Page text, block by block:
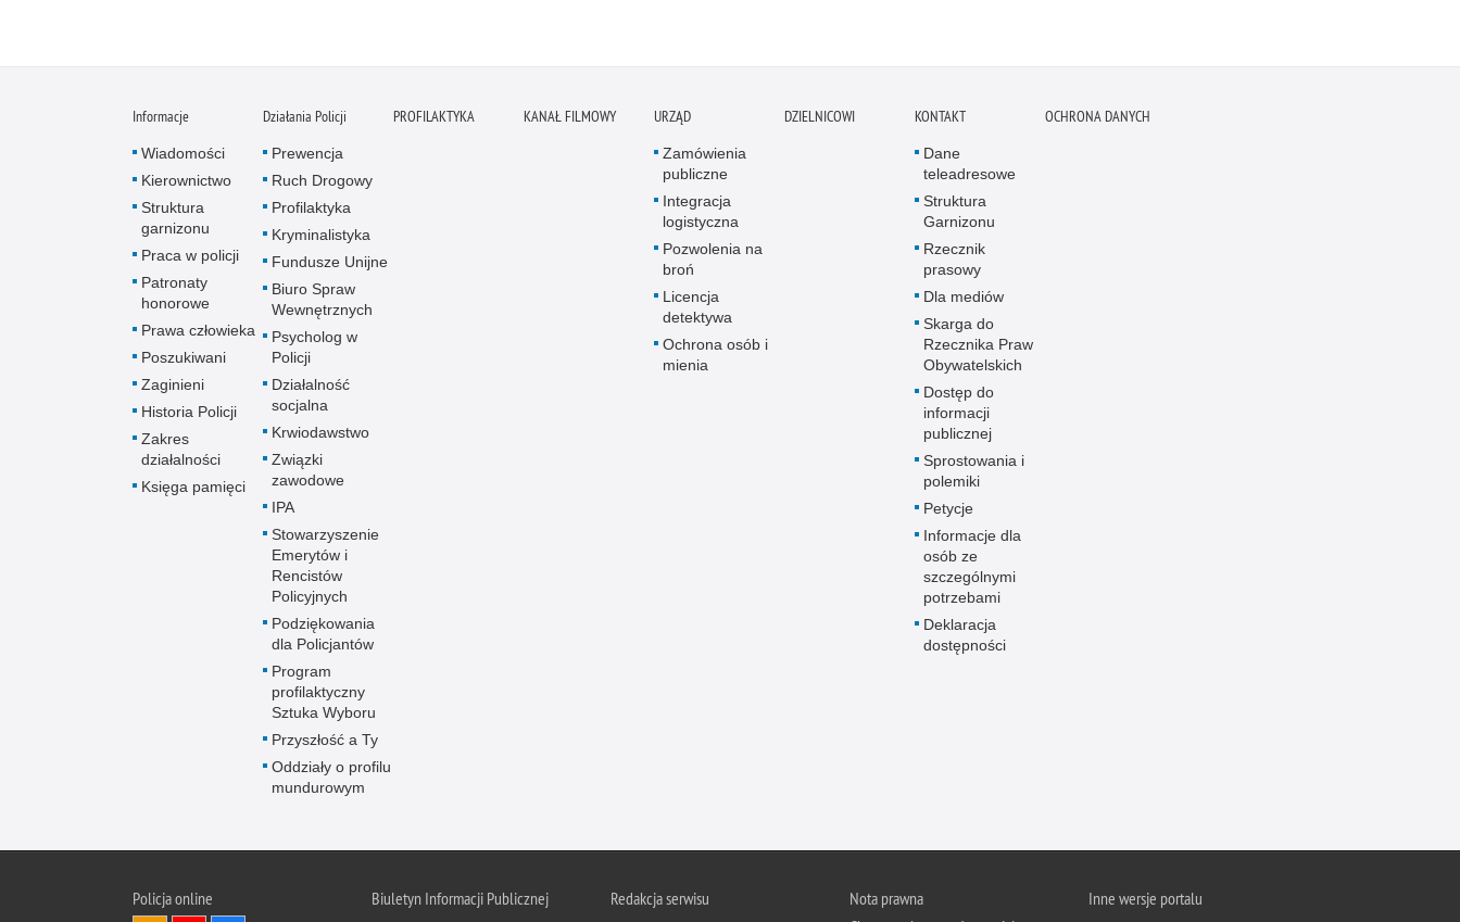
Informacje
Wiadomości
Kierownictwo
Struktura
garnizonu
Praca w policji
Patronaty
honorowe
Prawa człowieka
Poszukiwani
Zaginieni
Historia Policji
Zakres
działalności
Księga pamięci
Działania Policji
Prewencja
Ruch Drogowy
Profilaktyka
Kryminalistyka
Fundusze Unijne
Biuro Spraw
Wewnętrznych
Psycholog w
Policji
Działalność
socjalna
Krwiodawstwo
Związki
zawodowe
IPA
Stowarzyszenie
Emerytów i
Rencistów
Policyjnych
Podziękowania
dla Policjantów
Program
profilaktyczny
Sztuka Wyboru
Przyszłość a Ty
Oddziały o profilu
mundurowym
PROFILAKTYKA KANAŁ FILMOWY URZĄD
Zamówienia
publiczne
Integracja
logistyczna
Pozwolenia na
broń
Licencja
detektywa
Ochrona osób i
mienia
DZIELNICOWI KONTAKT
Dane
teleadresowe
Struktura
Garnizonu
Rzecznik
prasowy
Dla mediów
Skarga do
Rzecznika Praw
Obywatelskich
Dostęp do
informacji
publicznej
Sprostowania i
polemiki
Petycje
Informacje dla
osób ze
szczególnymi
potrzebami
Deklaracja
dostępności
OCHRONA DANYCH
Policja online Biuletyn Informacji Publicznej Redakcja serwisu
Nota prawna
Inne wersje portalu